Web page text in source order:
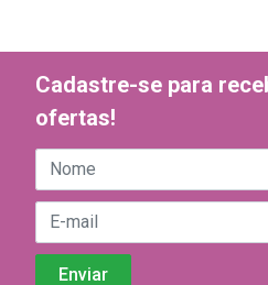
Cadastre-se para
ofertas!